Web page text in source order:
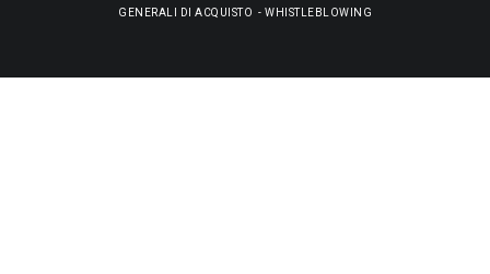
GENERALI DI ACQUISTO - WHISTLEBLOWING